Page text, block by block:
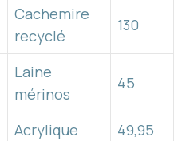
Cachemire
recyclé
130
Laine
mérinos
45
Acrylique 49,95